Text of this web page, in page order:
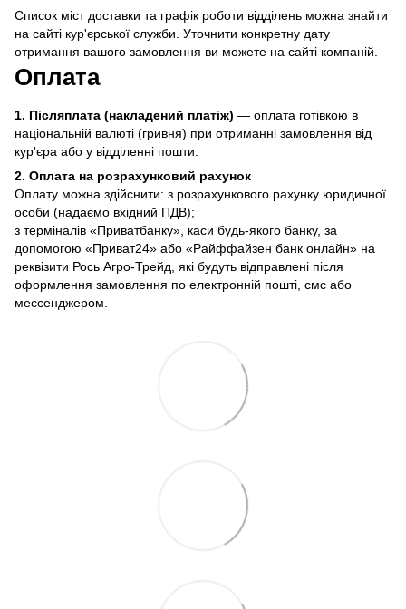
Список міст доставки та графік роботи відділень можна знайти
на сайті кур'єрської служби. Уточнити конкретну дату
отримання вашого замовлення ви можете на сайті компаній.
Оплата
1. Післяплата (накладений платіж) — оплата готівкою в
національній валюті (гривня) при отриманні замовлення від
кур'єра або у відділенні пошти.
2. Оплата на розрахунковий рахунок
Оплату можна здійснити: з розрахункового рахунку юридичної
особи (надаємо вхідний ПДВ);
з терміналів «Приватбанку», каси будь-якого банку, за
допомогою «Приват24» або «Райффайзен банк онлайн» на
реквізити Рось Агро-Трейд, які будуть відправлені після
оформлення замовлення по електронній пошті, смс або
мессенджером.